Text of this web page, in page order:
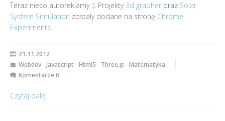
Teraz nieco autoreklamy :). Projekty 3d grapher oraz Solar
System Simulation zostały dodane na stronę Chrome
Experiments.
21.11.2012
Webdev Javascript Html5 Three.js
Matematyka
Komentarze 0
Czytaj dalej